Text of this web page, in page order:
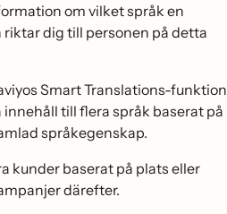
om vilket språk en
dig till personen på detta
Smart Translations-funktion
till flera språk baserat på
språkegenskap.
kunder baserat på plats eller
därefter.